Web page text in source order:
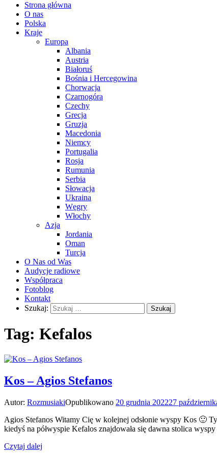
Strona główna
O nas
Polska
Kraje
Europa
Albania
Austria
Białoruś
Bośnia i Hercegowina
Chorwacja
Czarnogóra
Czechy
Grecja
Gruzja
Macedonia
Niemcy
Portugalia
Rosja
Rumunia
Serbia
Słowacja
Ukraina
Węgry
Włochy
Azja
Jordania
Oman
Turcja
O Nas od Was
Audycje radiowe
Współpraca
Fotoblog
Kontakt
Szukaj:
Tag: Kefalos
Kos – Agios Stefanos
Autor: RozmusiakiOpublikowano 20 grudnia 202227
Agios Stefanos Witamy Cię w kolejnej odsłonie wyspy Kos 🙂
kiedyś na półwyspie Kefalos znajdowała się dawna stolica
Czytaj dalej